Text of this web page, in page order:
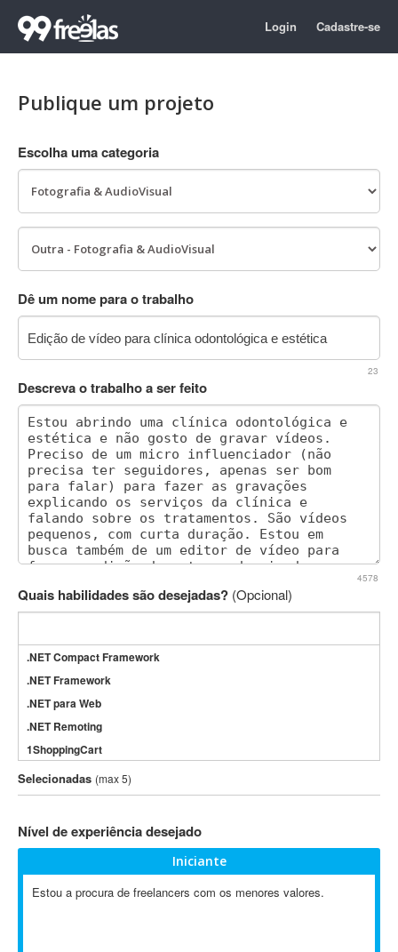
Login Cadastre-se
Publique um projeto
Escolha uma categoria
Dê um nome para o trabalho
23
Descreva o trabalho a ser feito
4578
Quais habilidades são desejadas? (Opcional)
.NET Compact Framework
.NET Framework
.NET para Web
.NET Remoting
1ShoppingCart
3DS Max
3GSM
802.11
A-GPS
Selecionadas (max 5)
Nível de experiência desejado
Iniciante
Estou a procura de freelancers com os menores valores.